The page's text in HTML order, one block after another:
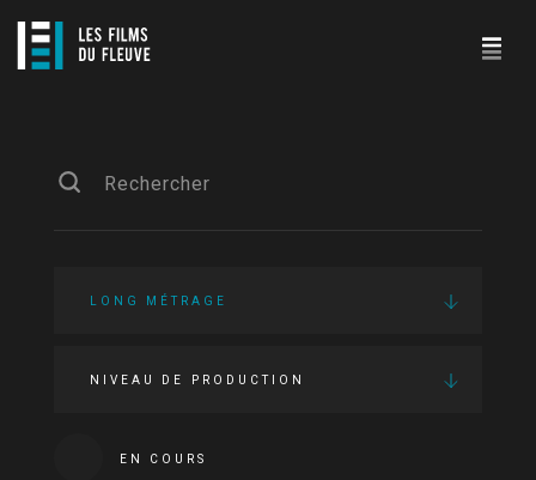
LONG MÉTRAGE
NIVEAU DE PRODUCTION
EN COURS